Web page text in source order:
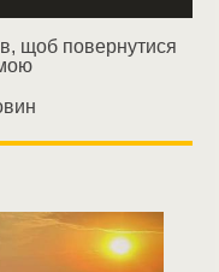
щоб повернутися